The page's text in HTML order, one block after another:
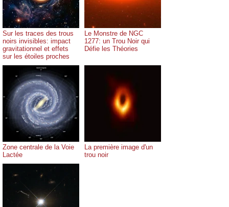
Sur les traces des trous
noirs invisibles: impact
gravitationnel et effets
sur les étoiles proches
Le Monstre de NGC
1277: un Trou Noir qui
Défie les Théories
Zone centrale de la Voie
Lactée
La première image d'un
trou noir